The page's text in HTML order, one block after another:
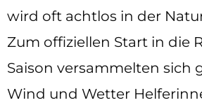
wird oft achtlos in der
Zum offiziellen Start in die
Saison versammelten sich
Wind und Wetter